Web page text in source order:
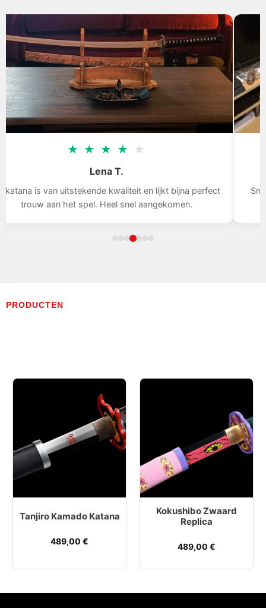
★ ★ ★ ★ ★
Lena T.
katana is van uitstekende kwaliteit en lijkt bijna perfect
trouw aan het spel. Heel snel aangekomen.
PRODUCTEN
Tanjiro Kamado Katana
489,00 €
Kokushibo Zwaard
Replica
489,00 €